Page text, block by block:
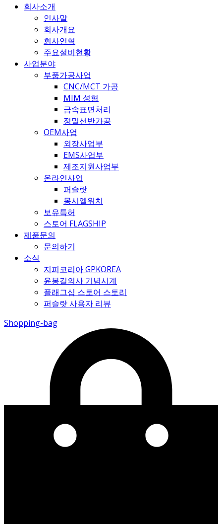
회사소개
인사말
회사개요
회사연혁
주요설비현황
사업분야
부품가공사업
CNC/MCT 가공
MIM 성형
금속표면처리
정밀선반가공
OEM사업
외장사업부
EMS사업부
제조지원사업부
온라인사업
퍼슬랏
몽시엘워치
보유특허
스토어 FLAGSHIP
제품문의
문의하기
소식
지피코리아 GPKOREA
윤봉길의사 기념시계
플래그십 스토어 스토리
퍼슬랏 사용자 리뷰
Shopping-bag